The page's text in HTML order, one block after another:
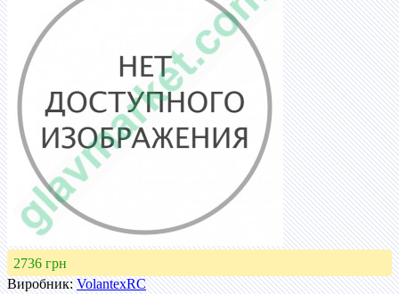
2736 грн
Виробник: VolantexRC